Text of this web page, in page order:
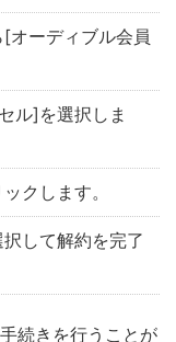
オーディブル会員
ル]を選択しま
クします。
して解約を完了
続きを行うことが